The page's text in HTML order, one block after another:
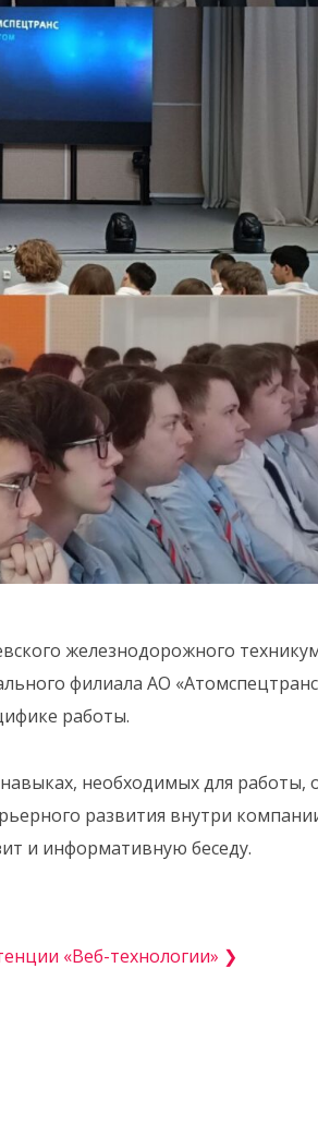
железнодорожного
филиала АО
работы.
необходимых для работы,
развития внутри
и информативную беседу.
«Веб-технологии» ❯